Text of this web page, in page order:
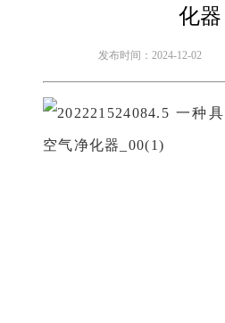
化器
发布时间：2024-12-02